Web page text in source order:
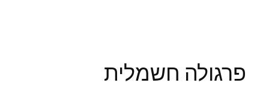
פרגולה חשמלית